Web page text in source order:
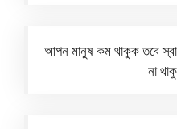
আপন মানুষ কম থাকুক তবে
না